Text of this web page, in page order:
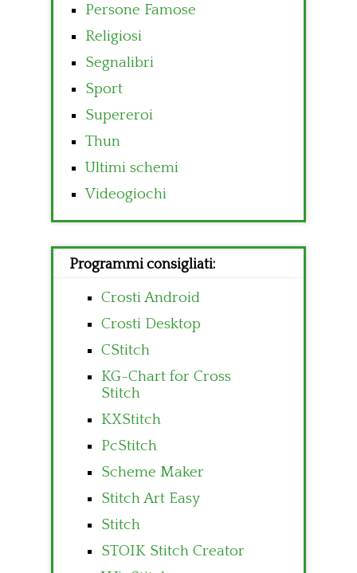
Persone Famose
Religiosi
Segnalibri
Sport
Supereroi
Thun
Ultimi schemi
Videogiochi
Programmi consigliati:
Crosti Android
Crosti Desktop
CStitch
KG-Chart for Cross
Stitch
KXStitch
PcStitch
Scheme Maker
Stitch Art Easy
Stitch
STOIK Stitch Creator